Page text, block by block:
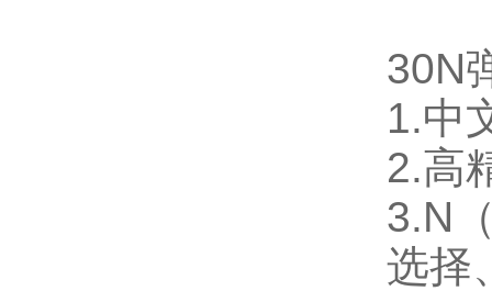
30N
1.中
2.高
3.N
选择